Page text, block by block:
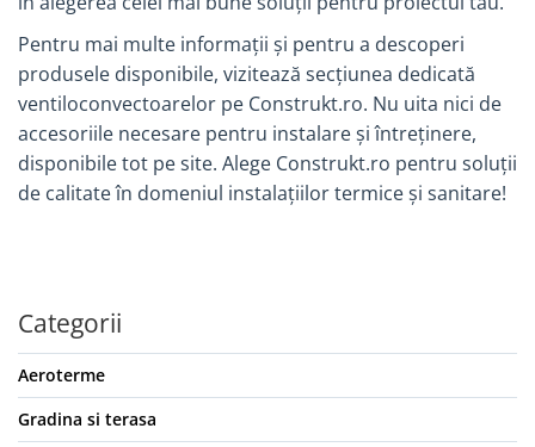
Uscatoare pentru maini
Echipamente pentru irigatii
Kit irigare gazon
Kit irigare gradina
Teava pentru irigatii
Banda de picurare
Picurator irigatii
Aspersoare gazon & gradina
Pentru mai multe informații și pentru a descoperi
produsele disponibile, vizitează secțiunea dedicată
ventiloconvectoarelor pe Construkt.ro. Nu uita nici de
accesoriile necesare pentru instalare și întreținere,
disponibile tot pe site. Alege Construkt.ro pentru soluții
de calitate în domeniul instalațiilor termice și sanitare!
Categorii
Aeroterme
Gradina si terasa